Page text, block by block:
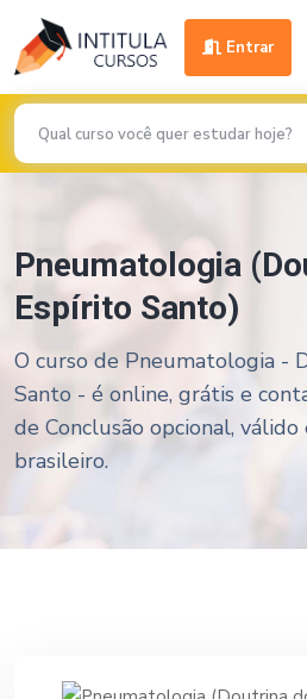
Entrar
Pneumatologia
Espírito Santo)
O curso de Pneumatologia -
Santo - é online, grátis e
de Conclusão opcional,
brasileiro.